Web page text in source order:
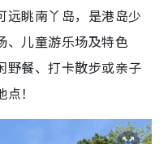
远眺南丫岛，是港岛少
、儿童游乐场及特色
餐、打卡散步或亲子
！